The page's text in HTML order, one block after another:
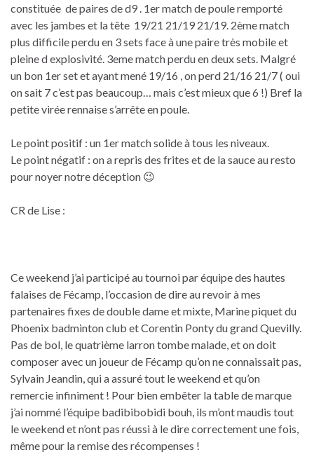
constituée de paires de d9 . 1er match de poule remporté
avec les jambes et la tête 19/21 21/19 21/19. 2ème match
plus difficile perdu en 3 sets face à une paire très mobile et
pleine d explosivité. 3eme match perdu en deux sets. Malgré
un bon 1er set et ayant mené 19/16 , on perd 21/16 21/7 ( oui
on sait 7 c’est pas beaucoup… mais c’est mieux que 6 !) Bref la
petite virée rennaise s’arrête en poule.
Le point positif : un 1er match solide à tous les niveaux.
Le point négatif : on a repris des frites et de la sauce au resto
pour noyer notre déception 😉
CR de Lise :
Ce weekend j’ai participé au tournoi par équipe des hautes
falaises de Fécamp, l’occasion de dire au revoir à mes
partenaires fixes de double dame et mixte, Marine piquet du
Phoenix badminton club et Corentin Ponty du grand Quevilly.
Pas de bol, le quatrième larron tombe malade, et on doit
composer avec un joueur de Fécamp qu’on ne connaissait pas,
Sylvain Jeandin, qui a assuré tout le weekend et qu’on
remercie infiniment ! Pour bien embêter la table de marque
j’ai nommé l’équipe badibibobidi bouh, ils m’ont maudis tout
le weekend et n’ont pas réussi à le dire correctement une fois,
même pour la remise des récompenses !